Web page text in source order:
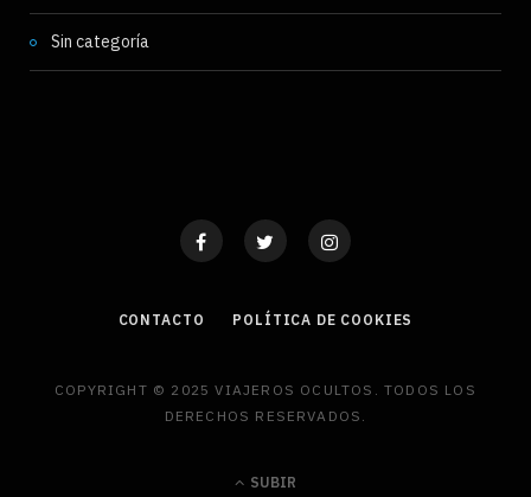
Sin categoría
CONTACTO POLÍTICA DE COOKIES
COPYRIGHT © 2025 VIAJEROS OCULTOS. TODOS LOS
DERECHOS RESERVADOS.
SUBIR